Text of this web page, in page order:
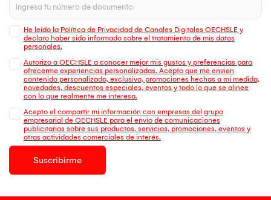
He leído la Política de Privacidad de Canales Digitales OECHSLE y
declaro haber sido informado sobre el tratamiento de mis datos
personales.
Autorizo a OECHSLE a conocer mejor mis gustos y preferencias para
ofrecerme experiencias personalizadas. Acepto que me envien
contenido personalizado, exclusivo, promociones hechas a mi medida,
novedades, descuentos especiales, eventos y todo lo que se alinee
con lo que realmente me interesa.
Acepto el compartir mi información con empresas del grupo
empresarial de OECHSLE para el envío de comunicaciones
publicitarias sobre sus productos, servicios, promociones, eventos y
otras actividades comerciales de interés.
Suscribirme